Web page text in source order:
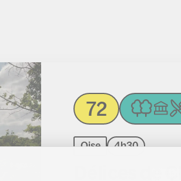
72
Oise 4h30